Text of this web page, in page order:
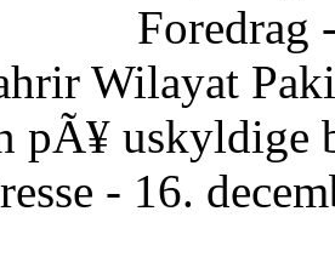
Foredrag
Wilayat
pÃ¥ uskyldige
- 16.